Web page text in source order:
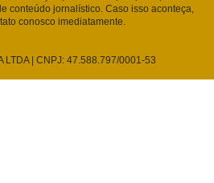
conteúdo jornalístico. Caso isso aconteça,
conosco imediatamente.
LTDA | CNPJ: 47.588.797/0001-53